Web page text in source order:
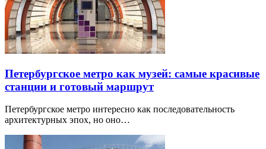
Петербургское метро как музей: самые красивые
станции и готовый маршрут
Петербургское метро интересно как последовательность
архитектурных эпох, но оно…